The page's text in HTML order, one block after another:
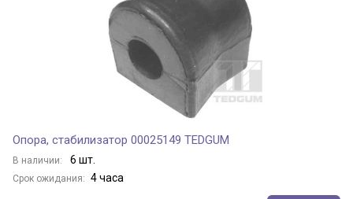
Опора, стабилизатор 00025149 TEDGUM
В наличии: 6 шт.
Срок ожидания: 4 часа